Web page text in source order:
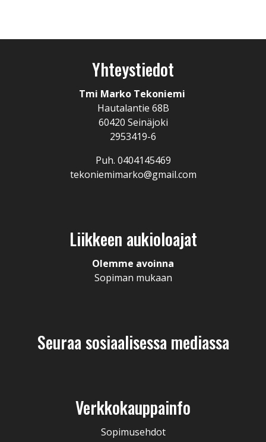
Yhteystiedot
Tmi Marko Tekoniemi
Hautalantie 68B
60420 Seinäjoki
2953419-6
Puh. 0404145469
tekoniemimarko@gmail.com
Liikkeen aukioloajat
Olemme avoinna
Sopiman mukaan
Seuraa sosiaalisessa mediassa
Verkkokauppainfo
Sopimusehdot